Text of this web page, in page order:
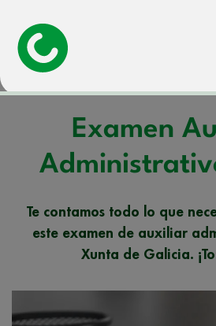
Portada»
Examen
Te contamos todo lo que
este examen de auxiliar
Xunta de Galicia.